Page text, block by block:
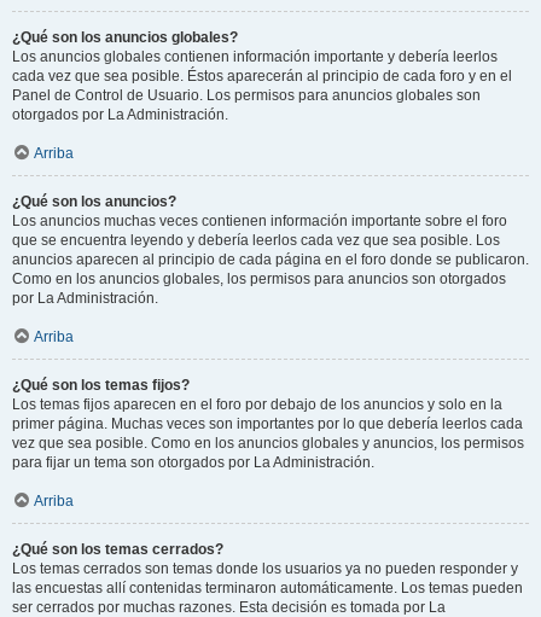
¿Qué son los anuncios globales?
Los anuncios globales contienen información importante y debería leerlos
cada vez que sea posible. Éstos aparecerán al principio de cada foro y en el
Panel de Control de Usuario. Los permisos para anuncios globales son
otorgados por La Administración.
Arriba
¿Qué son los anuncios?
Los anuncios muchas veces contienen información importante sobre el foro
que se encuentra leyendo y debería leerlos cada vez que sea posible. Los
anuncios aparecen al principio de cada página en el foro donde se publicaron.
Como en los anuncios globales, los permisos para anuncios son otorgados
por La Administración.
Arriba
¿Qué son los temas fijos?
Los temas fijos aparecen en el foro por debajo de los anuncios y solo en la
primer página. Muchas veces son importantes por lo que debería leerlos cada
vez que sea posible. Como en los anuncios globales y anuncios, los permisos
para fijar un tema son otorgados por La Administración.
Arriba
¿Qué son los temas cerrados?
Los temas cerrados son temas donde los usuarios ya no pueden responder y
las encuestas allí contenidas terminaron automáticamente. Los temas pueden
ser cerrados por muchas razones. Esta decisión es tomada por La